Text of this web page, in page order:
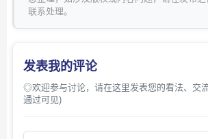
联系处理。
发表我的评论
◎欢迎参与讨论，请在这里发表您的看法、交
通过可见)